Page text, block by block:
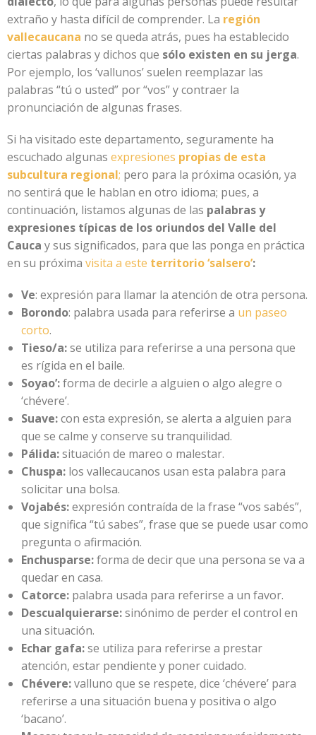
extraño y hasta difícil de comprender. La región
vallecaucana no se queda atrás, pues ha establecido
ciertas palabras y dichos que sólo existen en su jerga.
Por ejemplo, los ‘vallunos’ suelen reemplazar las
palabras “tú o usted” por “vos” y contraer la
pronunciación de algunas frases.
Si ha visitado este departamento, seguramente ha
escuchado algunas expresiones propias de esta
subcultura regional; pero para la próxima ocasión, ya
no sentirá que le hablan en otro idioma; pues, a
continuación, listamos algunas de las palabras y
expresiones típicas de los oriundos del Valle del
Cauca y sus significados, para que las ponga en práctica
en su próxima visita a este territorio ‘salsero’:
Ve: expresión para llamar la atención de otra persona.
Borondo: palabra usada para referirse a un paseo
corto.
Tieso/a:se utiliza para referirse a una persona que
es rígida en el baile.
Soyao’:forma de decirle a alguien o algo alegre o
‘chévere’.
Suave:con esta expresión, se alerta a alguien para
que se calme y conserve su tranquilidad.
Pálida:situación de mareo o malestar.
Chuspa: los vallecaucanos usan esta palabra para
solicitar una bolsa.
Vojabés:expresión contraída de la frase “vos sabés”,
que significa “tú sabes”, frase que se puede usar como
pregunta o afirmación.
Enchusparse:forma de decir que una persona se va a
quedar en casa.
Catorce: palabra usada para referirse a un favor.
Descualquierarse:sinónimo de perder el control en
una situación.
Echar gafa:se utiliza para referirse a prestar
atención, estar pendiente y poner cuidado.
Chévere:valluno que se respete, dice ‘chévere’ para
referirse a una situación buena y positiva o algo
‘bacano’.